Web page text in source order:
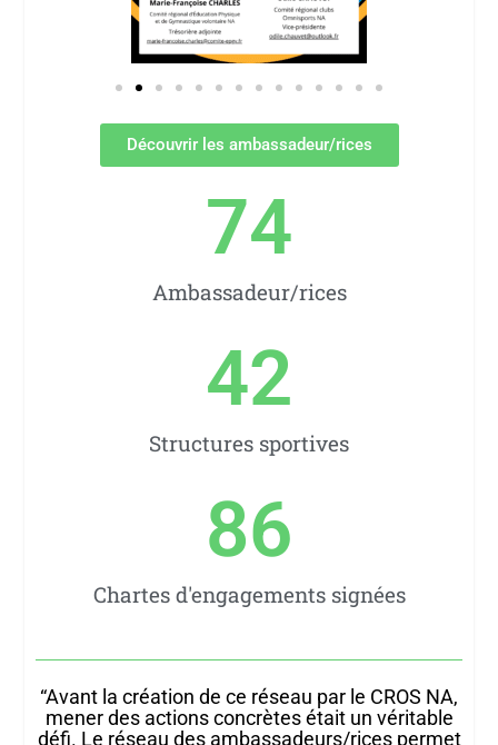
Découvrir les ambassadeur/rices
Ambassadeur/rices
74
Structures sportives
42
Chartes d'engagements signées​
86
“Avant la création de ce réseau par le CROS NA,
mener des actions concrètes était un véritable
défi. Le réseau des ambassadeurs/rices permet